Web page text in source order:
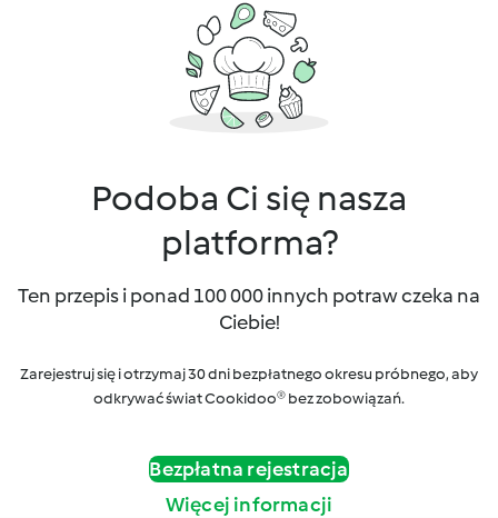
Podoba Ci się nasza
platforma?
Ten przepis i ponad 100 000 innych potraw czeka na
Ciebie!
Zarejestruj się i otrzymaj 30 dni bezpłatnego okresu próbnego, aby
odkrywać świat Cookidoo® bez zobowiązań.
Bezpłatna rejestracja
Więcej informacji